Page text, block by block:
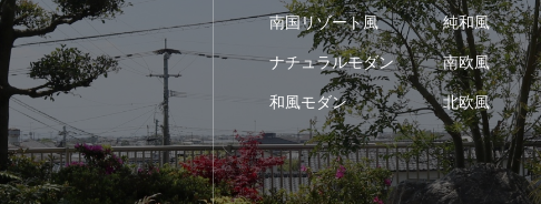
南国リゾート風 純和風
ナチュラルモダン 南欧風
和風モダン 北欧風